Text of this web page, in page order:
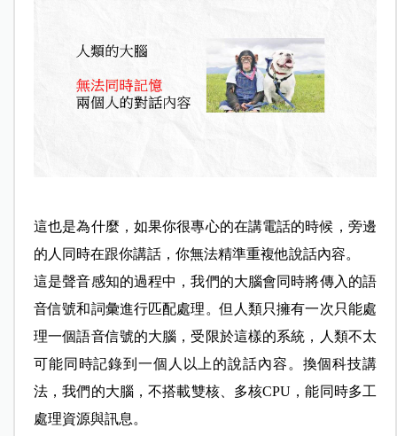
這也是為什麼，如果你很專心的在講電話的時候，旁邊
的人同時在跟你講話，你無法精準重複他說話內容。
這是聲音感知的過程中，我們的大腦會同時將傳入的語
音信號和詞彙進行匹配處理。但人類只擁有一次只能處
理一個語音信號的大腦，受限於這樣的系統，人類不太
可能同時記錄到一個人以上的說話內容。換個科技講
法，我們的大腦，不搭載雙核、多核CPU，能同時多工
處理資源與訊息。